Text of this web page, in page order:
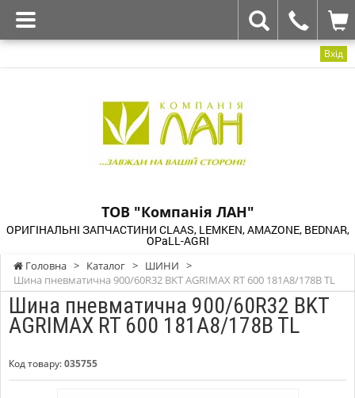
Вхід
ТОВ "Компанія ЛАН"
ОРИГІНАЛЬНІ ЗАПЧАСТИНИ CLAAS, LEMKEN, AMAZONE, BEDNAR,
OPaLL-AGRI
Головна > Каталог > ШИНИ >
Шина пневматична 900/60R32 BKT AGRIMAX RT 600 181A8/178B TL
Шина пневматична 900/60R32 BKT
AGRIMAX RT 600 181A8/178B TL
Код товару:035755